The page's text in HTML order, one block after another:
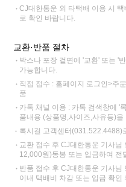
CJ대한통운 외 타택배 이용 시
로 확인 바랍니다.
교환·반품 절차
박스나 포장 겉면에 '교환' 또는 '
가능합니다.
직접 접수 : 홈페이지 로그인>주
품
카톡 채널 이용 : 카톡 검색창에 '
품내용 (상품명,사이즈,사유등)을
록시걸 고객센터(031.522.4488)
교환 접수 후 CJ대한통운 기사
12,000원)동봉 또는 입금하여 전
반품 접수 후 CJ대한통운 기사님
이내 택배비 차감 또는 입금 확인